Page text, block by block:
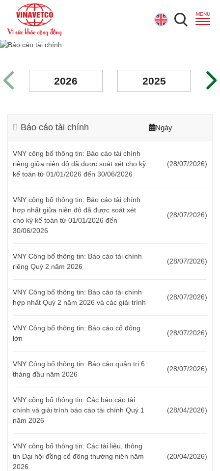
2026 2025
Báo cáo tài chính Ngày
VNY công bố thông tin: Báo cáo tài chính
riêng giữa niên độ đã được soát xét cho kỳ
kế toán từ 01/01/2026 đến 30/06/2026
(28/07/2026)
VNY công bố thông tin: Báo cáo tài chính
hợp nhất giữa niên độ đã được soát xét
cho kỳ kế toán từ 01/01/2026 đến
30/06/2026
(28/07/2026)
VNY Công bố thông tin: Báo cáo tài chính
riêng Quý 2 năm 2026
(28/07/2026)
VNY Công bố thông tin: Báo cáo tài chính
hợp nhất Quý 2 năm 2026 và các giải trình
(28/07/2026)
VNY Công bố thông tin: Báo cáo cổ đông
lớn
(28/07/2026)
VNY Công bố thông tin: Báo cáo quản trị 6
tháng đầu năm 2026
(28/07/2026)
VNY công bố thông tin: Các báo cáo tài
chính và giải trình báo cáo tài chính Quý 1
năm 2026
(28/04/2026)
VNY công bố thông tin: Các tài liệu, thông
tin Đại hội đồng cổ đông thường niên năm
2026
(20/04/2026)